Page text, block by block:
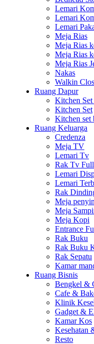
Lemari
Lemari
Lemari
Meja Rias
Meja Rias
Meja Rias
Meja Rias
Nakas
Walkin
Ruang Dapur
Kitchen
Kitchen Set
Kitchen set
Ruang Keluarga
Credenza
Meja TV
Lemari Tv
Rak Tv
Lemari
Lemari
Rak
Meja
Meja
Meja Kopi
Entrance
Rak Buku
Rak Buku
Rak Sepatu
Kamar
Ruang Bisnis
Bengkel &
Cafe &
Klinik
Gadget &
Kamar Kos
Kesehatan
Resto